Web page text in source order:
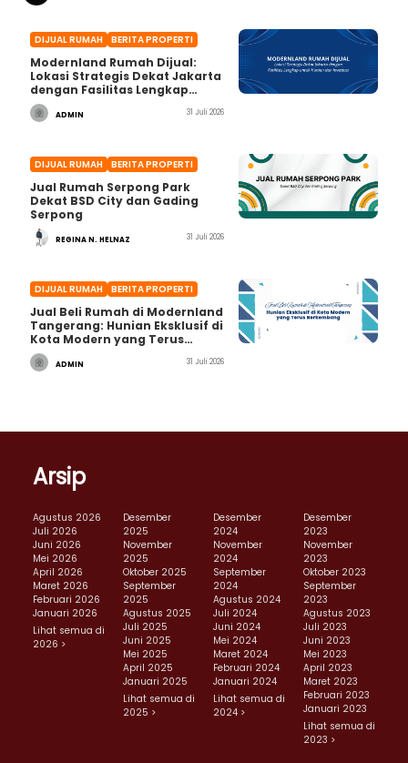
DIJUAL RUMAH BERITA PROPERTI
Modernland Rumah Dijual:
Lokasi Strategis Dekat Jakarta
dengan Fasilitas Lengkap
untuk Hunian dan Investasi
ADMIN 31 Juli 2026
DIJUAL RUMAH BERITA PROPERTI
Jual Rumah Serpong Park
Dekat BSD City dan Gading
Serpong
REGINA N. HELNAZ 31 Juli 2026
DIJUAL RUMAH BERITA PROPERTI
Jual Beli Rumah di Modernland
Tangerang: Hunian Eksklusif di
Kota Modern yang Terus
Berkembang
ADMIN 31 Juli 2026
Arsip
Agustus 2026
Juli 2026
Juni 2026
Mei 2026
April 2026
Maret 2026
Februari 2026
Januari 2026
Lihat semua di
2026 >
Desember
2025
November
2025
Oktober 2025
September
2025
Agustus 2025
Juli 2025
Juni 2025
Mei 2025
April 2025
Januari 2025
Lihat semua di
2025 >
Desember
2024
November
2024
September
2024
Agustus 2024
Juli 2024
Juni 2024
Mei 2024
Maret 2024
Februari 2024
Januari 2024
Lihat semua di
2024 >
Desember
2023
November
2023
Oktober 2023
September
2023
Agustus 2023
Juli 2023
Juni 2023
Mei 2023
April 2023
Maret 2023
Februari 2023
Januari 2023
Lihat semua di
2023 >